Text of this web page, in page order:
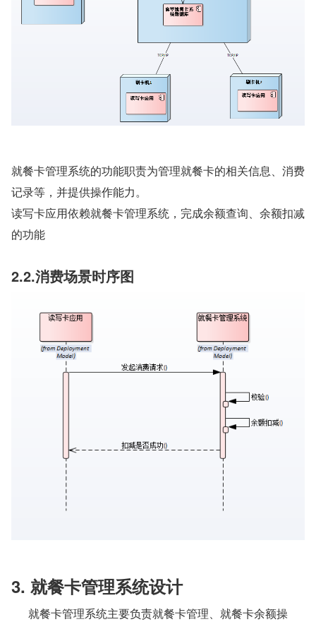
就餐卡管理系统的功能职责为管理就餐卡的相关信息、消费
记录等，并提供操作能力。
读写卡应用依赖就餐卡管理系统，完成余额查询、余额扣减
的功能
2.2.消费场景时序图
3. 就餐卡管理系统设计
就餐卡管理系统主要负责就餐卡管理、就餐卡余额操